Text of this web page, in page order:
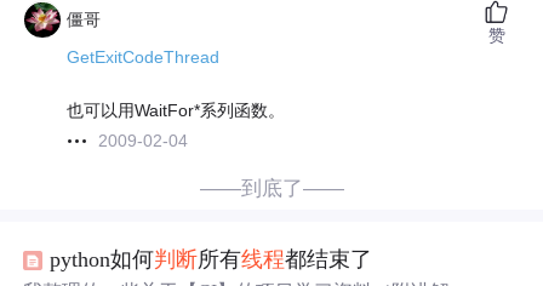
僵哥
GetExitCodeThread
也可以用WaitFor*系列函数。
2009-02-04
赞
——到底了——
python如何判断所有线程都结束了